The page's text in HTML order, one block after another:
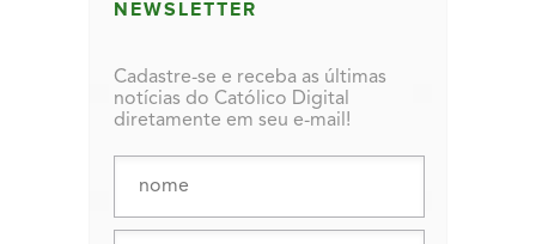
NEWSLETTER
Cadastre-se e receba as últimas
notícias do Católico Digital
diretamente em seu e-mail!